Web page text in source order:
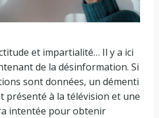
et impartialité… Il y a ici
de la désinformation. Si
sont données, un démenti
présenté à la télévision et une
intentée pour obtenir